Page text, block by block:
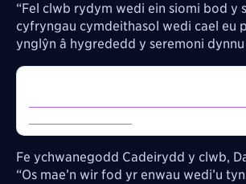
“Fel clwb rydym wedi ein siomi bod y
cyfryngau cymdeithasol wedi cael eu
ynglŷn â hygrededd y seremoni
Fe ychwanegodd Cadeirydd y clwb,
“Os mae’n wir fod yr enwau wedi’u